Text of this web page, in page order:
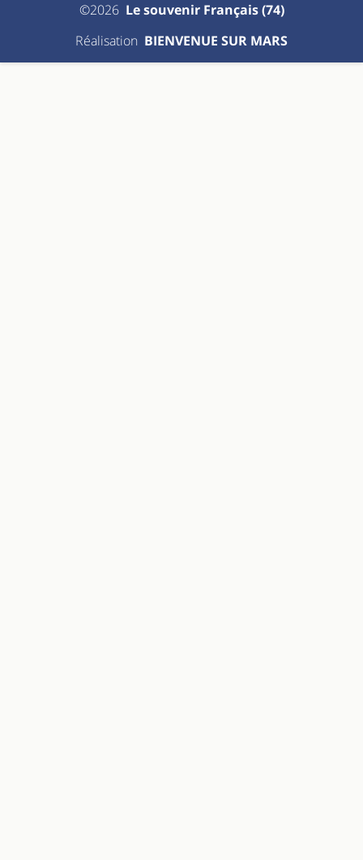
©2026 Le souvenir Français (74)
Réalisation BIENVENUE SUR MARS